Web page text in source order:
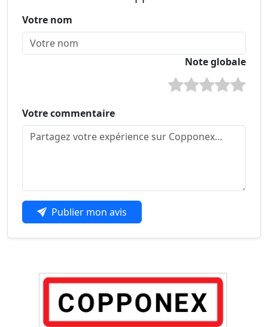
Votre nom
Note globale
Votre commentaire
Publier mon avis